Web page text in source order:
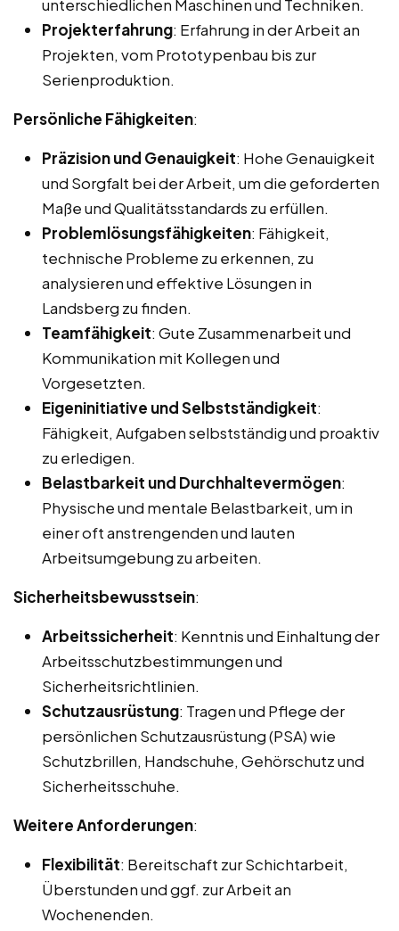
unterschiedlichen Maschinen und Techniken.
Projekterfahrung: Erfahrung in der Arbeit an
Projekten, vom Prototypenbau bis zur
Serienproduktion.
Persönliche Fähigkeiten:
Präzision und Genauigkeit: Hohe Genauigkeit
und Sorgfalt bei der Arbeit, um die geforderten
Maße und Qualitätsstandards zu erfüllen.
Problemlösungsfähigkeiten: Fähigkeit,
technische Probleme zu erkennen, zu
analysieren und effektive Lösungen in
Landsberg zu finden.
Teamfähigkeit: Gute Zusammenarbeit und
Kommunikation mit Kollegen und
Vorgesetzten.
Eigeninitiative und Selbstständigkeit:
Fähigkeit, Aufgaben selbstständig und proaktiv
zu erledigen.
Belastbarkeit und Durchhaltevermögen:
Physische und mentale Belastbarkeit, um in
einer oft anstrengenden und lauten
Arbeitsumgebung zu arbeiten.
Sicherheitsbewusstsein:
Arbeitssicherheit: Kenntnis und Einhaltung der
Arbeitsschutzbestimmungen und
Sicherheitsrichtlinien.
Schutzausrüstung: Tragen und Pflege der
persönlichen Schutzausrüstung (PSA) wie
Schutzbrillen, Handschuhe, Gehörschutz und
Sicherheitsschuhe.
Weitere Anforderungen:
Flexibilität: Bereitschaft zur Schichtarbeit,
Überstunden und ggf. zur Arbeit an
Wochenenden.